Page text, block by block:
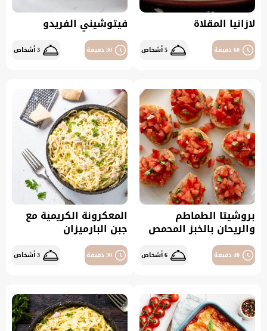
لازانيا المقلاة
60 دقيقة 5 أشخاص
فيتوشيني الفريدو
30 دقيقة 3 أشخاص
بروشيتا الطماطم
والريحان بالخبز المحمص
40 دقيقة 6 أشخاص
المعكرونة الكريمية مع
جبن البارميزان
30 دقيقة 3 أشخاص